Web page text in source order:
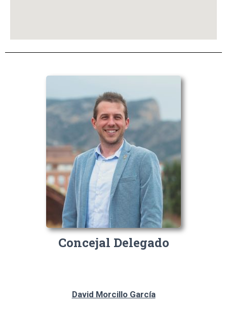
Concejal Delegado
David Morcillo García